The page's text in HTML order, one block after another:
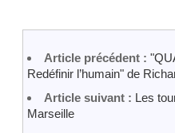
Article précédent :
Redéfinir l’humain" de
Article suivant : Les
Marseille